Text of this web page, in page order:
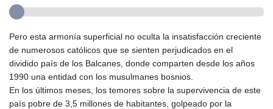
Pero esta armonía superficial no oculta la insatisfacción creciente
de numerosos católicos que se sienten perjudicados en el
dividido país de los Balcanes, donde comparten desde los años
1990 una entidad con los musulmanes bosnios.
En los últimos meses, los temores sobre la supervivencia de este
país pobre de 3,5 millones de habitantes, golpeado por la